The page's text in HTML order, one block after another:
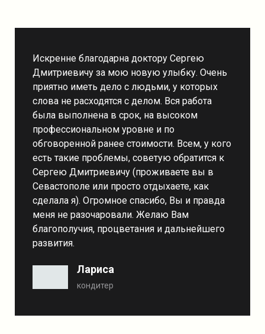
Искренне благодарна доктору Сергею
Дмитриевичу за мою новую улыбку. Очень
приятно иметь дело с людьми, у которых
слова не расходятся с делом. Вся работа
была выполнена в срок, на высоком
профессиональном уровне и по
обговоренной ранее стоимости. Всем, у кого
есть такие проблемы, советую обратится к
Сергею Дмитриевичу (проживаете вы в
Севастополе или просто отдыхаете, как
сделала я). Огромное спасибо, Вы и правда
меня не разочаровали. Желаю Вам
благополучия, процветания и дальнейшего
развития.
Лариса
кондитер